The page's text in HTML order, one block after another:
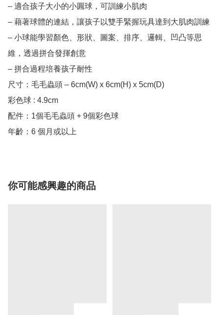
– 適合孩子大小的小圓球，可訓練小肌肉
– 藉著球體的連結，讓孩子以雙手緊握玩具達到大肌肉訓練
– 小球能學習顏色、形狀、圖案、排序、邏輯、凹凸等思
維，透過拼合發揮創意
– 拼合過程培養孩子耐性
尺寸：毛毛蟲頭 – 6cm(W) x 6cm(H) x 5cm(D)
彩色球 : 4.9cm
配件：1個毛毛蟲頭 + 9個彩色球
年齡：6 個月或以上
你可能感興趣的商品